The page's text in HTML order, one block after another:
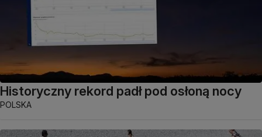
Historyczny rekord padł pod osłoną nocy
POLSKA